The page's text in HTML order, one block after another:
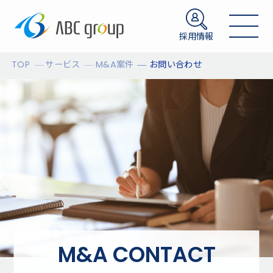
採用情報
TOP サービス M&A案件 お問い合わせ
M&A CONTACT